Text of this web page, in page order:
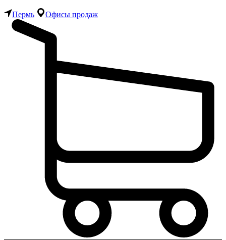
Пермь Офисы продаж